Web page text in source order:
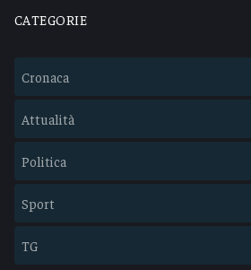
CATEGORIE
Cronaca
Attualità
Politica
Sport
TG